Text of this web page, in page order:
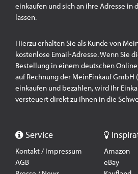
einkaufen und sich an ihre Adresse in
lassen.
Hierzu erhalten Sie als Kunde von
kostenlose Email-Adresse. Wenn Sie
Bestellung in einem deutschen
auf Rechnung der MeinEinkauf GmbH
einkaufen und bezahlen, wird Ihr
versteuert direkt zu Ihnen in die
Service
Kontakt / Impressum
AGB
Amazon
eBay